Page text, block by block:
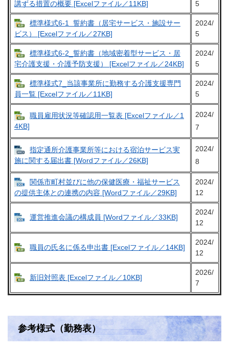
講ずる措置の概要 [Excelファイル／11KB]
5
標準様式6-1 誓約書（居宅サービス・施設サー
ビス） [Excelファイル／27KB]
2024/
5
標準様式6-2_誓約書（地域密着型サービス・居
宅介護支援・介護予防支援） [Excelファイル／24KB]
2024/
5
標準様式7_当該事業所に勤務する介護支援専門
員一覧 [Excelファイル／11KB]
2024/
5
職員雇用状況等確認用一覧表 [Excelファイル／1
4KB]
2024/
7
指定通所介護事業所等における宿泊サービス実
施に関する届出書 [Wordファイル／26KB]
2024/
8
関係市町村並びに他の保健医療・福祉サービス
の提供主体との連携の内容 [Wordファイル／29KB]
2024/
12
運営推進会議の構成員 [Wordファイル／33KB]
2024/
12
職員の氏名に係る申出書 [Excelファイル／14KB]
2024/
12
新旧対照表 [Excelファイル／10KB]
2026/
7
参考様式（勤務表）